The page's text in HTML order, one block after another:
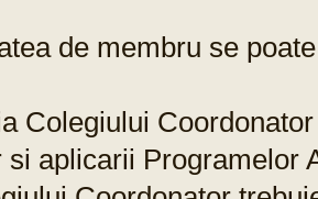
de membru se
Colegiului
aplicarii Programelor